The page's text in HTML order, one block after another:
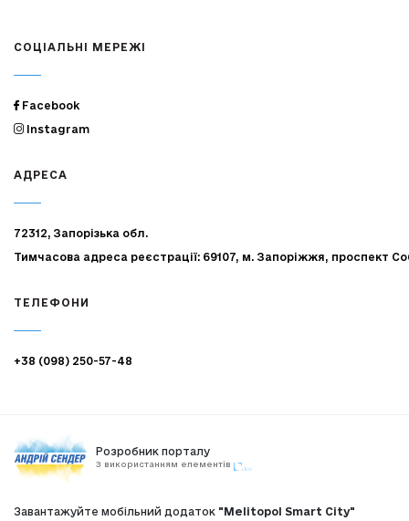
СОЦІАЛЬНІ МЕРЕЖІ
Facebook
Instagram
АДРЕСА
72312, Запорізька обл.
Тимчасова адреса реєстрації: 69107, м. Запоріжжя, проспект
ТЕЛЕФОНИ
+38 (098) 250-57-48
Розробник порталу
З використанням елементів
Завантажуйте мобільний додаток "Melitopol Smart City"